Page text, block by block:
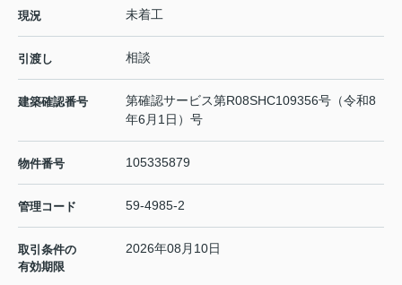
現況 未着工
引渡し 相談
建築確認番号
第確認サービス第R08SHC109356号（令和8
年6月1日）号
物件番号 105335879
管理コード 59-4985-2
取引条件の
有効期限
2026年08月10日